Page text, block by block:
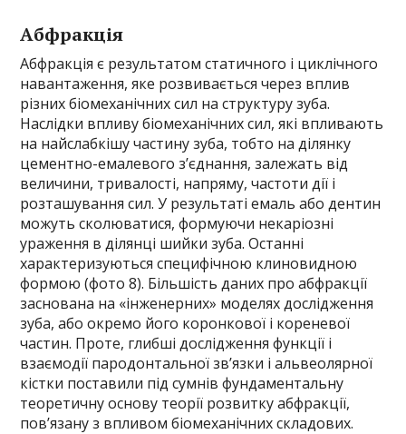
Абфракція
Абфракція є результатом статичного і циклічного
навантаження, яке розвивається через вплив
різних біомеханічних сил на структуру зуба.
Наслідки впливу біомеханічних сил, які впливають
на найслабкішу частину зуба, тобто на ділянку
цементно-емалевого з’єднання, залежать від
величини, тривалості, напряму, частоти дії і
розташування сил. У результаті емаль або дентин
можуть сколюватися, формуючи некаріозні
ураження в ділянці шийки зуба. Останні
характеризуються специфічною клиновидною
формою (фото 8). Більшість даних про абфракції
заснована на «інженерних» моделях дослідження
зуба, або окремо його коронкової і кореневої
частин. Проте, глибші дослідження функції і
взаємодії пародонтальної зв’язки і альвеолярної
кістки поставили під сумнів фундаментальну
теоретичну основу теорії розвитку абфракції,
пов’язану з впливом біомеханічних складових.